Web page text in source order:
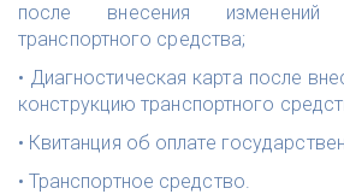
после внесения
транспортного средства;
• Диагностическая карта после
конструкцию транспортного
• Квитанция об оплате
• Транспортное средство.